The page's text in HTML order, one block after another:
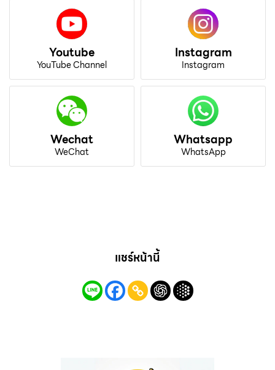
Youtube
YouTube Channel
Instagram
Instagram
Wechat
WeChat
Whatsapp
WhatsApp
แชร์หน้านี้